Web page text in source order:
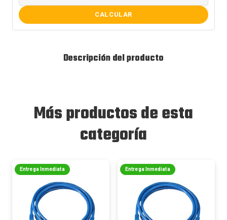
CALCULAR
Descripción del producto
Más productos de esta
categoría
Entrega Inmediata Entrega Inmediata